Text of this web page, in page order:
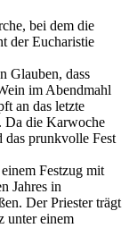
bei dem die
der Eucharistie
Glauben, dass
im Abendmahl
an das letzte
Da die Karwoche
das prunkvolle Fest
Festzug mit
Jahres in
Der Priester trägt
unter einem